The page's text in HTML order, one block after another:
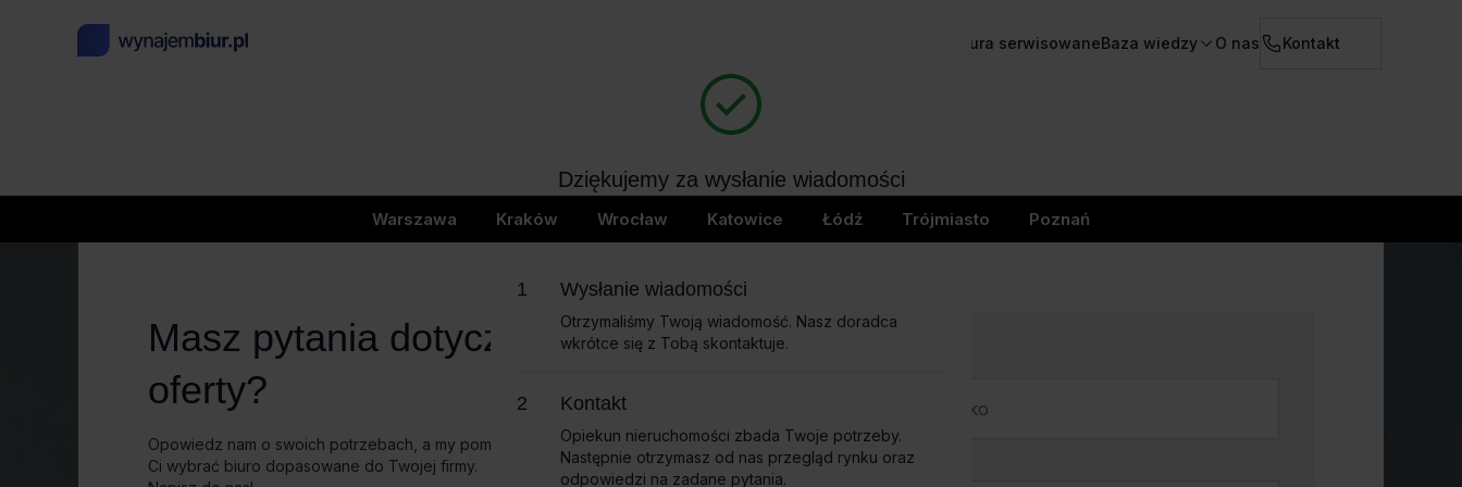
Biura serwisowaneBaza wiedzy O nas Kontakt
404
page not found
Warszawa Kraków Wrocław Katowice Łódź Trójmiasto Poznań
Masz pytania dotyczące
oferty?
Opowiedz nam o swoich potrzebach, a my pomożemy
Ci wybrać biuro dopasowane do Twojej firmy.
Nazwa firmy
Dziękujemy za wysłanie wiadomości
Wkrótce skontaktujemy się z Tobą
Wysłanie wiadomości
Otrzymaliśmy Twoją wiadomość. Nasz doradca
wkrótce się z Tobą skontaktuje.
Kontakt
Opiekun nieruchomości zbada Twoje potrzeby.
Następnie otrzymasz od nas przegląd rynku oraz
odpowiedzi na zadane pytania.